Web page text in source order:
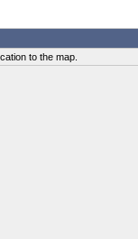
to the map.